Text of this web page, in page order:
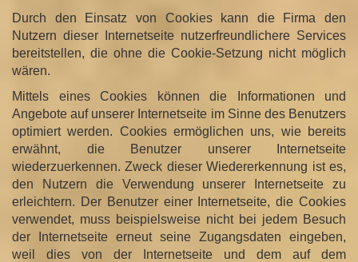
Durch den Einsatz von Cookies kann die Firma den
Nutzern dieser Internetseite nutzerfreundlichere Services
bereitstellen, die ohne die Cookie-Setzung nicht möglich
wären.
Mittels eines Cookies können die Informationen und
Angebote auf unserer Internetseite im Sinne des Benutzers
optimiert werden. Cookies ermöglichen uns, wie bereits
erwähnt, die Benutzer unserer Internetseite
wiederzuerkennen. Zweck dieser Wiedererkennung ist es,
den Nutzern die Verwendung unserer Internetseite zu
erleichtern. Der Benutzer einer Internetseite, die Cookies
verwendet, muss beispielsweise nicht bei jedem Besuch
der Internetseite erneut seine Zugangsdaten eingeben,
weil dies von der Internetseite und dem auf dem